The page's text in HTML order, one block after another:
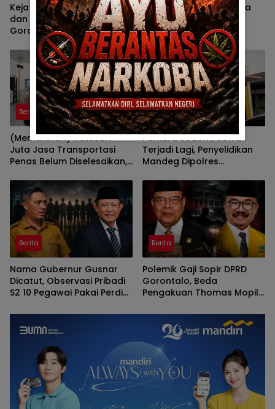
Kejati Didesak Periksa TAPD
dan Banggar DPRD
Gorontalo, Korupsi Video
Wall Sasar Anggota
Deprov
DPRD Gorontalo Diminta
Kaji Ulang Dasar Pajak
Kenderaan
Berita
(Memalukan) Ratusan
Juta Jasa Transportasi
Penas Belum Diselesaikan,
Berita
Perkara Sodomi Siswa
Terjadi Lagi, Penyelidikan
Mandeg Dipolres
Berita
Nama Gubernur Gusnar
Dicatut, Observasi Pribadi
S2 10 Pegawai Pakai Perdis
Berita
Polemik Gaji Sopir DPRD
Gorontalo, Beda
Pengakuan Thomas Mopili
Membingungkan